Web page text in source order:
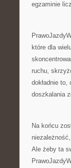
egzaminie
które dla
ruchu,
dokładnie
doszkalania
Na końcu
Ale żeby ta